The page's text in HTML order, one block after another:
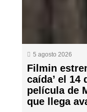
5 agosto 2026
Filmin
caída’ el 14
película de
que llega